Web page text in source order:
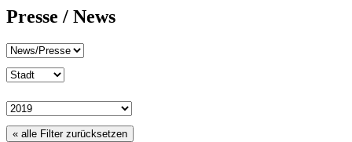
Presse / News
« alle Filter zurücksetzen